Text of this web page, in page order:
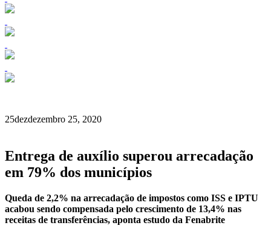
25dezdezembro 25, 2020
Entrega de auxílio superou arrecadação
em 79% dos municípios
Queda de 2,2% na arrecadação de impostos como ISS e IPTU
acabou sendo compensada pelo crescimento de 13,4% nas
receitas de transferências, aponta estudo da Fenabrite